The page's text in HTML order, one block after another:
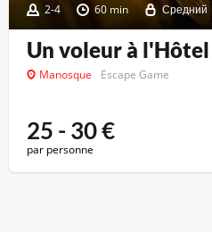
2-4 60 min Средний
Un voleur à l'Hôtel
Manosque Escape Game
25 - 30€
par personne